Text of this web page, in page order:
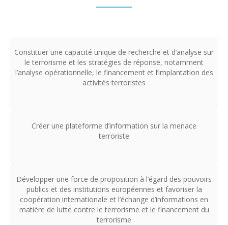
Constituer une capacité unique de recherche et d’analyse sur
le terrorisme et les stratégies de réponse, notamment
l’analyse opérationnelle, le financement et l’implantation des
activités terroristes
Créer une plateforme d’information sur la menace
terroriste
Développer une force de proposition à l’égard des pouvoirs
publics et des institutions européennes et favoriser la
coopération internationale et l’échange d’informations en
matière de lutte contre le terrorisme et le financement du
terrorisme